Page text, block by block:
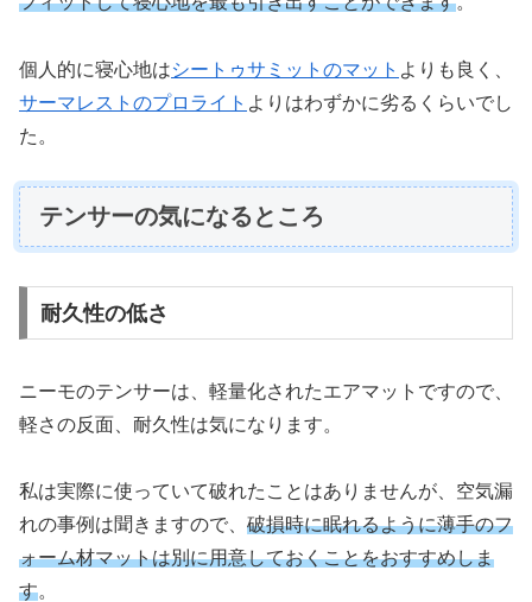
個人的に寝心地はシートゥサミットのマット よりも良く、
サーマレストのプロライト よりはわずかに劣るくらいでし
た。
テンサーの気になるところ
耐久性の低さ
ニーモのテンサーは、軽量化されたエアマットですので、
軽さの反面、耐久性は気になります。
私は実際に使っていて破れたことはありませんが、空気漏
れの事例は聞きますので、 破損時に眠れるように薄手のフ
ォーム材マットは別に用意しておくことをおすすめしま
す。